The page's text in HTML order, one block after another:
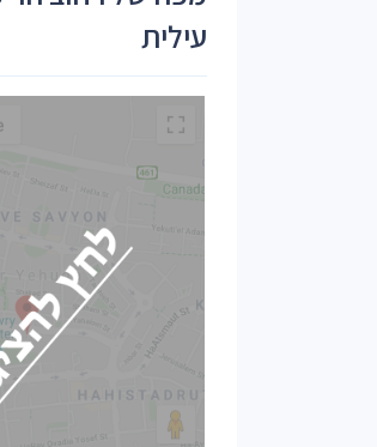
עילית